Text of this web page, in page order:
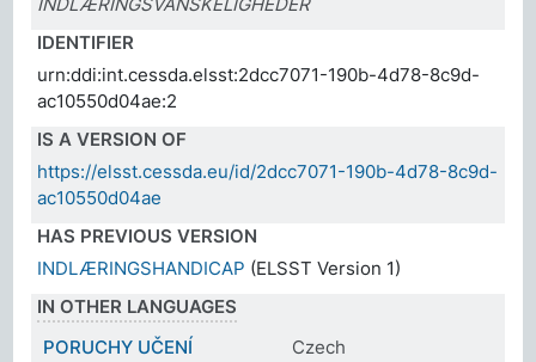
IDENTIFIER
urn:ddi:int.cessda.elsst:2dcc7071-190b-4d78-8c9d-
ac10550d04ae:2
IS A VERSION OF
https://elsst.cessda.eu/id/2dcc7071-190b-4d78-8c9d-
ac10550d04ae
HAS PREVIOUS VERSION
INDLÆRINGSHANDICAP (ELSST Version 1)
IN OTHER LANGUAGES
PORUCHY UČENÍ
Czech